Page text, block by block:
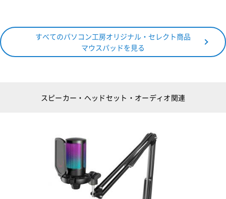
すべてのパソコン工房オリジナル・セレクト商品
マウスパッドを見る
スピーカー・ヘッドセット・オーディオ関連